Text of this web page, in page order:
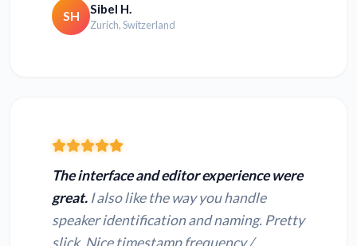
SH Sibel H.
Zurich, Switzerland
The interface and editor experience were
great. I also like the way you handle
speaker identification and naming. Pretty
slick. Nice timestamp frequency /